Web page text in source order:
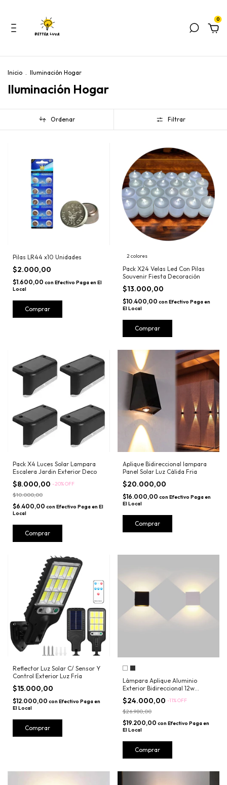
0
Inicio . Iluminación Hogar
Iluminación Hogar
Ordenar Filtrar
Pilas LR44 x10 Unidades
$2.000,00
$1.600,00 con Efectivo Paga en El
Local
2 colores
Pack X24 Velas Led Con Pilas
Souvenir Fiesta Decoración
$13.000,00
$10.400,00 con Efectivo Paga en
El Local
Comprar
Pack X4 Luces Solar Lampara
Escalera Jardin Exterior Deco
$8.000,00 -20%OFF
$10.000,00
$6.400,00 con Efectivo Paga en El
Local
Comprar
Aplique Bidireccional lampara
Panel Solar Luz Cálida Fria
$20.000,00
$16.000,00 con Efectivo Paga en
El Local
Comprar
Reflector Luz Solar C/ Sensor Y
Control Exterior Luz Fría
$15.000,00
$12.000,00 con Efectivo Paga en
El Local
Lámpara Aplique Aluminio
Exterior Bidireccional 12w
1020NB
$24.000,00 -11%OFF
$26.980,00
$19.200,00 con Efectivo Paga en
El Local
Comprar